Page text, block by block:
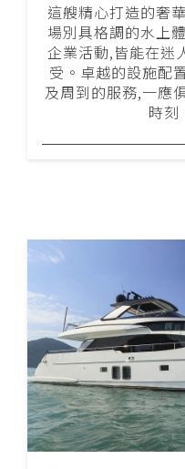
這艘精心打造的奢
場別具格調的水上
企業活動,皆能在迷
受。卓越的設施配
及周到的服務,一應
時刻